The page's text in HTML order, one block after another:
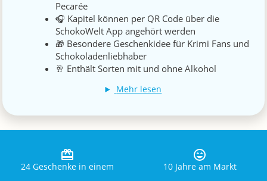
Pecarée
🎧 Kapitel können per QR Code über die
SchokoWelt App angehört werden
🎁 Besondere Geschenkidee für Krimi Fans und
Schokoladenliebhaber
🥂 Enthält Sorten mit und ohne Alkohol
Mehr lesen
24 Geschenke in einem 10 Jahre am Markt